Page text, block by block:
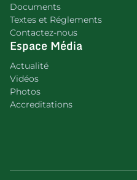
Documents
Textes et Réglements
Contactez-nous
Espace Média
Actualité
Vidéos
Photos
Accreditations